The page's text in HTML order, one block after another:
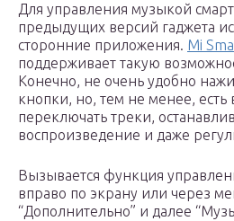
Для управления музыкой
предыдущих версий гаджета
сторонние приложения. Mi
поддерживает такую
Конечно, не очень удобно
кнопки, но, тем не менее, есть
переключать треки,
воспроизведение и даже
Вызывается функция
вправо по экрану или через
“Дополнительно” и далее